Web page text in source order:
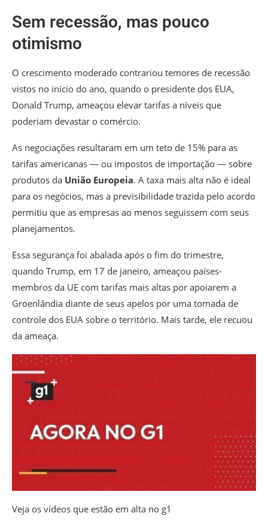
Sem recessão, mas pouco
otimismo
O crescimento moderado contrariou temores de recessão
vistos no início do ano, quando o presidente dos EUA,
Donald Trump, ameaçou elevar tarifas a níveis que
poderiam devastar o comércio.
As negociações resultaram em um teto de 15% para as
tarifas americanas — ou impostos de importação — sobre
produtos da União Europeia. A taxa mais alta não é ideal
para os negócios, mas a previsibilidade trazida pelo acordo
permitiu que as empresas ao menos seguissem com seus
planejamentos.
Essa segurança foi abalada após o fim do trimestre,
quando Trump, em 17 de janeiro, ameaçou países-
membros da UE com tarifas mais altas por apoiarem a
Groenlândia diante de seus apelos por uma tomada de
controle dos EUA sobre o território. Mais tarde, ele recuou
da ameaça.
Veja os vídeos que estão em alta no g1